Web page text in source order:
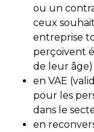
ou un
ceux
entreprise
perçoivent
de leur âge)
en VAE
pour les
dans le
en